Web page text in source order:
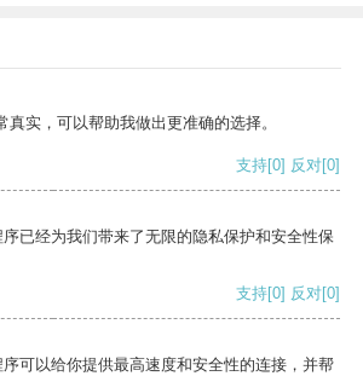
真实，可以帮助我做出更准确的选择。
支持[0] 反对[0]
已经为我们带来了无限的隐私保护和安全性保
支持[0] 反对[0]
可以给你提供最高速度和安全性的连接，并帮